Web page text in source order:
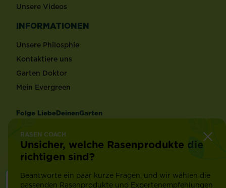
RASEN COACH
Unsicher, welche Rasenprodukte die
richtigen sind?
Beantworte ein paar kurze Fragen, und wir wählen die
passenden Rasenprodukte und Expertenempfehlungen
Unsere Videos
INFORMATIONEN
Unsere Philosphie
Kontaktiere uns
Garten Doktor
Mein Evergreen
Folge LiebeDeinenGarten